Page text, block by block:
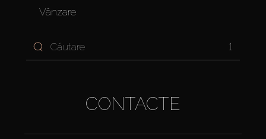
Vânzare
1
CONTACTE